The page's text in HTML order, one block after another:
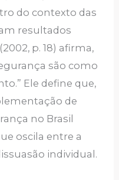
do contexto das
resultados
p. 18) afirma,
são como
Ele define que,
de
no Brasil
oscila entre a
individual.